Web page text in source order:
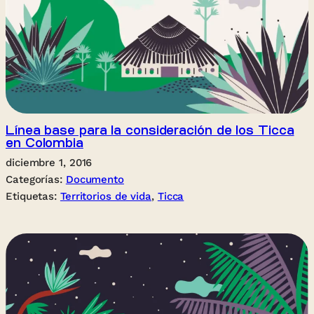
Línea base para la consideración de los Ticca
en Colombia
diciembre 1, 2016
Categorías: Documento
Etiquetas: Territorios de vida, Ticca